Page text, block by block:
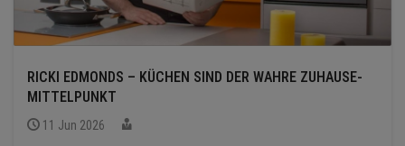
RICKI EDMONDS – KÜCHEN SIND DER WAHRE ZUHAUSE-
MITTELPUNKT
11 Jun 2026